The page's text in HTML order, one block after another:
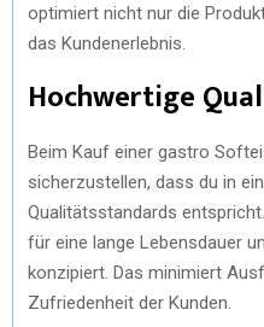
optimiert nicht nur die
das Kundenerlebnis.
Hochwertige
Beim Kauf einer gastro
sicherzustellen, dass du in
Qualitätsstandards
für eine lange Lebensdauer
konzipiert. Das minimiert
Zufriedenheit der Kunden.